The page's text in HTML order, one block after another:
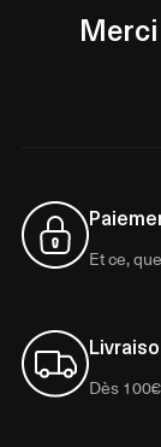
Et ce,
Dès